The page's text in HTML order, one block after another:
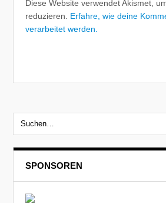
Diese Website verwendet Akismet,
reduzieren. Erfahre, wie deine
verarbeitet werden.
SPONSOREN